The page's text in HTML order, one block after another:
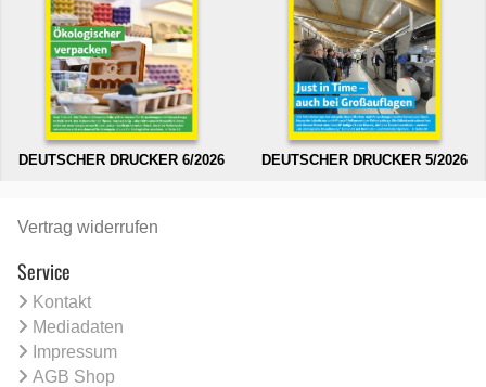
DEUTSCHER DRUCKER 6/2026 DEUTSCHER DRUCKER 5/2026
Vertrag widerrufen
Service
Kontakt
Mediadaten
Impressum
AGB Shop